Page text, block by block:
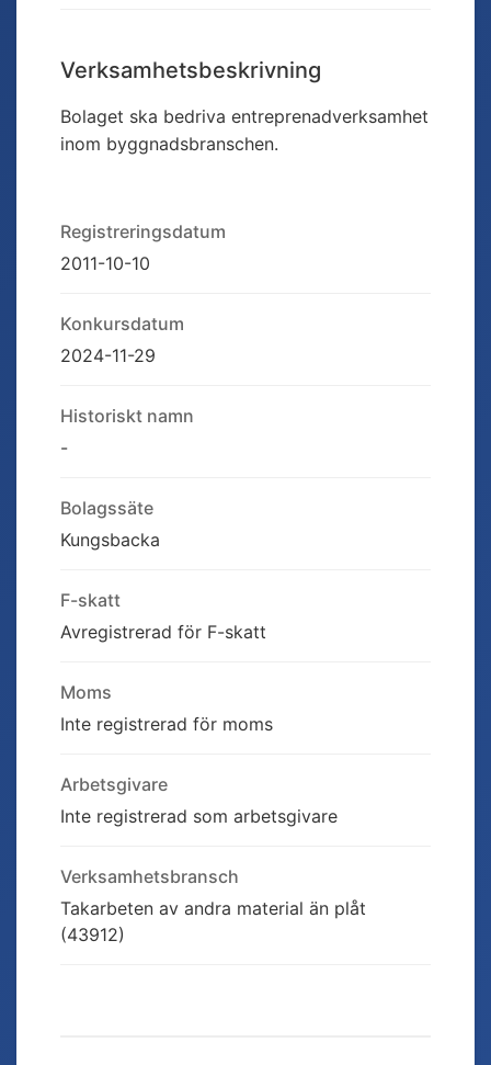
Verksamhetsbeskrivning
Bolaget ska bedriva entreprenadverksamhet
inom byggnadsbranschen.
Registreringsdatum
2011-10-10
Konkursdatum
2024-11-29
Historiskt namn
-
Bolagssäte
Kungsbacka
F-skatt
Avregistrerad för F-skatt
Moms
Inte registrerad för moms
Arbetsgivare
Inte registrerad som arbetsgivare
Verksamhetsbransch
Takarbeten av andra material än plåt
(43912)